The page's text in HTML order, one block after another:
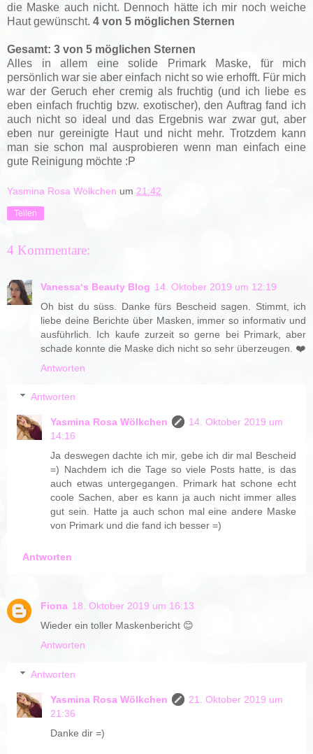
die Maske auch nicht. Dennoch hätte ich mir noch weiche
Haut gewünscht. 4 von 5 möglichen Sternen
Gesamt: 3 von 5 möglichen Sternen
Alles in allem eine solide Primark Maske, für mich
persönlich war sie aber einfach nicht so wie erhofft. Für mich
war der Geruch eher cremig als fruchtig (und ich liebe es
eben einfach fruchtig bzw. exotischer), den Auftrag fand ich
auch nicht so ideal und das Ergebnis war zwar gut, aber
eben nur gereinigte Haut und nicht mehr. Trotzdem kann
man sie schon mal ausprobieren wenn man einfach eine
gute Reinigung möchte :P
Yasmina Rosa Wölkchen um 21:42
Teilen
4 Kommentare:
Vanessa‘s Beauty Blog 14. Oktober 2019 um 12:19
Oh bist du süss. Danke fürs Bescheid sagen. Stimmt, ich
liebe deine Berichte über Masken, immer so informativ und
ausführlich. Ich kaufe zurzeit so gerne bei Primark, aber
schade konnte die Maske dich nicht so sehr überzeugen. ❤️
Antworten
Antworten
Yasmina Rosa Wölkchen
14. Oktober 2019 um
14:16
Ja deswegen dachte ich mir, gebe ich dir mal Bescheid
=) Nachdem ich die Tage so viele Posts hatte, is das
auch etwas untergegangen. Primark hat schone echt
coole Sachen, aber es kann ja auch nicht immer alles
gut sein. Hatte ja auch schon mal eine andere Maske
von Primark und die fand ich besser =)
Antworten
Fiona 18. Oktober 2019 um 16:13
Wieder ein toller Maskenbericht 😊
Antworten
Antworten
Yasmina Rosa Wölkchen
21. Oktober 2019 um
21:36
Danke dir =)